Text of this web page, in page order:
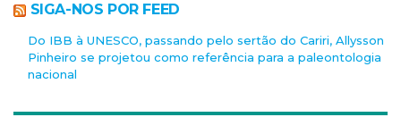
SIGA-NOS POR FEED
Do IBB à UNESCO, passando pelo sertão do Cariri, Allysson
Pinheiro se projetou como referência para a paleontologia
nacional